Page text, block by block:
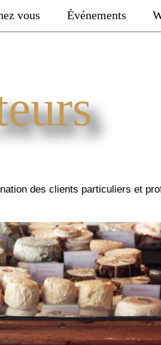
vous Événements
des clients particuliers et